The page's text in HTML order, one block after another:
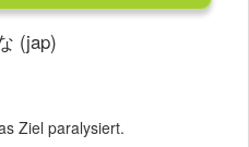
(jap)
Ziel paralysiert.